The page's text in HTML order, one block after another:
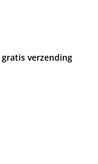
gratis verzending